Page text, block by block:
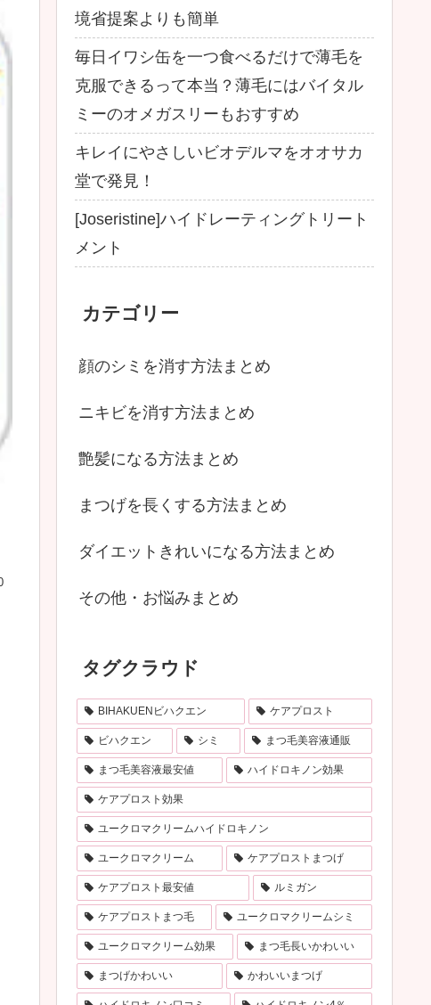
境省提案よりも簡単
毎日イワシ缶を一つ食べるだけで薄毛を
克服できるって本当？薄毛にはバイタル
ミーのオメガスリーもおすすめ
キレイにやさしいビオデルマをオオサカ
堂で発見！
[Joseristine]ハイドレーティングトリート
メント
カテゴリー
顔のシミを消す方法まとめ
ニキビを消す方法まとめ
艶髪になる方法まとめ
まつげを長くする方法まとめ
ダイエットきれいになる方法まとめ
その他・お悩みまとめ
タグクラウド
BIHAKUENビハクエン ケアプロスト
ビハクエン シミ まつ毛美容液通販
まつ毛美容液最安値 ハイドロキノン効果
ケアプロスト効果
ユークロマクリームハイドロキノン
ユークロマクリーム ケアプロストまつげ
ケアプロスト最安値 ルミガン
ケアプロストまつ毛 ユークロマクリームシミ
ユークロマクリーム効果 まつ毛長いかわいい
まつげかわいい かわいいまつげ